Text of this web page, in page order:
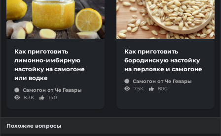
Как приготовить
лимонно-имбирную
настойку на самогоне
или водке
Самогон от Че Гевары
8.3K
140
Как приготовить
бородинскую настойку
на перловке и самогоне
Самогон от Че Гевары
7.5K
800
Похожие вопросы